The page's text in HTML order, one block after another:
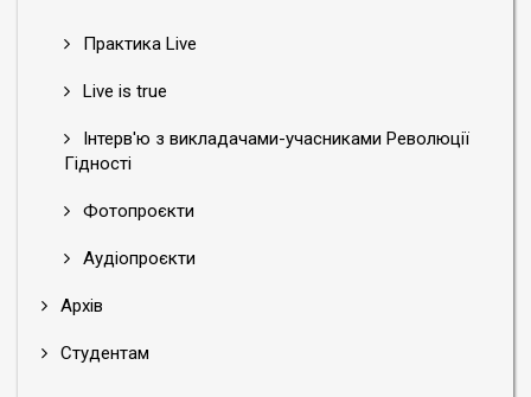
Практика Live
Live is true
Інтерв'ю з викладачами-учасниками Революції
Гідності
Фотопроєкти
Аудіопроєкти
Архів
Студентам